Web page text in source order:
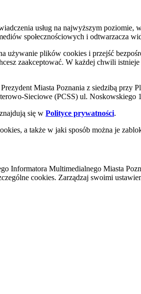
usług na najwyższym
społecznościowych i odtwarzacza
używanie plików cookies i przejść
zaakceptować. W każdej chwili
Miasta Poznania z siedzibą przy
Sieciowe (PCSS) ul. Noskowskiego
się w Polityce prywatności.
a także w jaki sposób można je
Informatora Multimedialnego Miasta
cookies. Zarządzaj swoimi